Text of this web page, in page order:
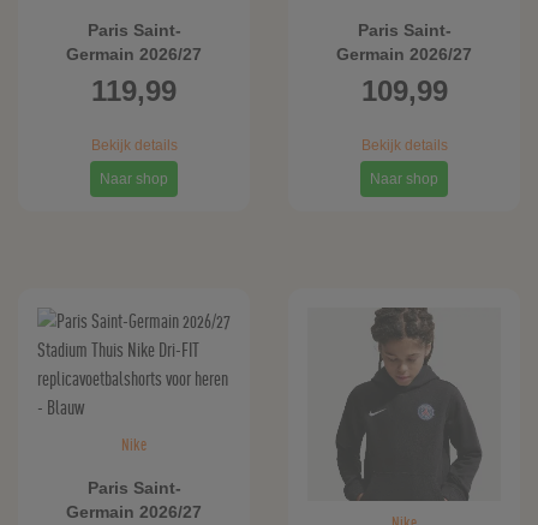
Paris Saint-
Germain 2026/27
Stadium Thuis Nike Dri-
FIT replicavoetbalshirt
voor heren - Blauw
119,99
Bekijk details
Naar shop
Paris Saint-
Germain 2026/27
Stadium Thuis Nike Dri-
FIT replicavoetbalshirt
109,99
Bekijk details
Naar shop
Nike
Paris Saint-
Germain 2026/27